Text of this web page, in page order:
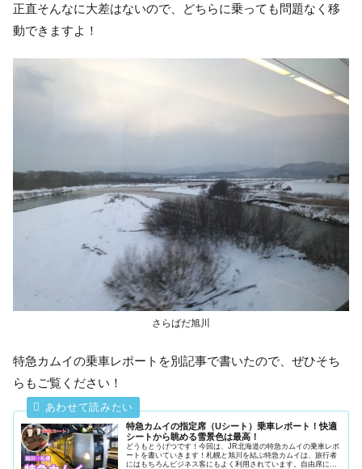
正直そんなに大差はないので、どちらに乗っても問題なく移
動できますよ！
さらばだ旭川
特急カムイの乗車レポートを別記事で書いたので、ぜひそち
らもご覧ください！
特急カムイの指定席（Uシート）乗車レポート！快適
シートから眺める雪景色は最高！
どうもとうげつです！今回は、JR北海道の特急カムイの乗車レポ
ートを書いていきます！札幌と旭川を結ぶ特急カムイは、旅行者
にはもちろんビジネス客にもよく利用されています。自由席に乗